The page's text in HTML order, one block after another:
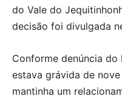
do Vale do
decisão foi divulgada
Conforme denúncia
estava grávida de
mantinha um